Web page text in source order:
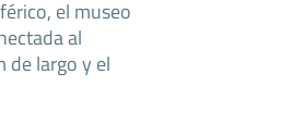
el museo
al
de largo y el